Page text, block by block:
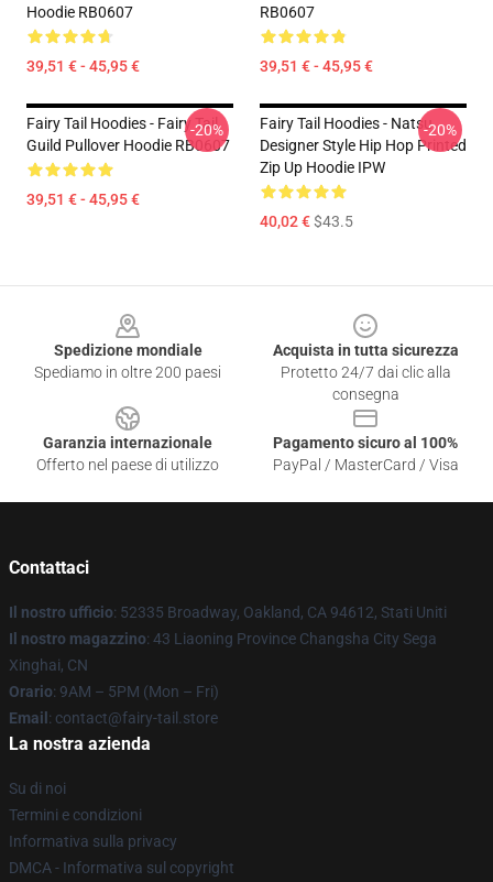
Hoodie RB0607
39,51 € - 45,95 €
RB0607
39,51 € - 45,95 €
Fairy Tail Hoodies - Fairy Tail
Guild Pullover Hoodie RB0607
39,51 € - 45,95 €
-20%
Fairy Tail Hoodies - Natsu
Designer Style Hip Hop Printed
Zip Up Hoodie IPW
40,02 €$43.5
-20%
Spedizione mondiale
Spediamo in oltre 200 paesi
Acquista in tutta sicurezza
Protetto 24/7 dai clic alla
consegna
Garanzia internazionale
Offerto nel paese di utilizzo
Pagamento sicuro al 100%
PayPal / MasterCard / Visa
Contattaci
Il nostro ufficio: 52335 Broadway, Oakland, CA 94612, Stati Uniti
Il nostro magazzino: 43 Liaoning Province Changsha City Sega
Xinghai, CN
Orario: 9AM – 5PM (Mon – Fri)
Email : contact@fairy-tail.store
La nostra azienda
Su di noi
Termini e condizioni
Informativa sulla privacy
DMCA - Informativa sul copyright